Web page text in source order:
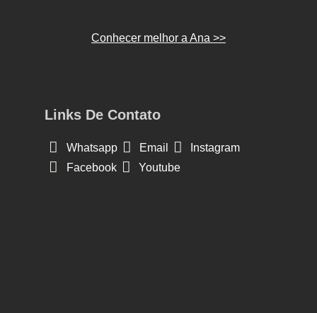
Conhecer melhor a Ana >>
Links De Contato
Whatsapp Email
Instagram
Facebook
Youtube